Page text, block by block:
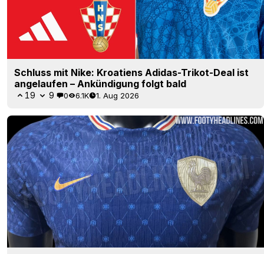
Schluss mit Nike: Kroatiens Adidas-Trikot-Deal ist
angelaufen – Ankündigung folgt bald
19 9 0 6.1K 1. Aug 2026